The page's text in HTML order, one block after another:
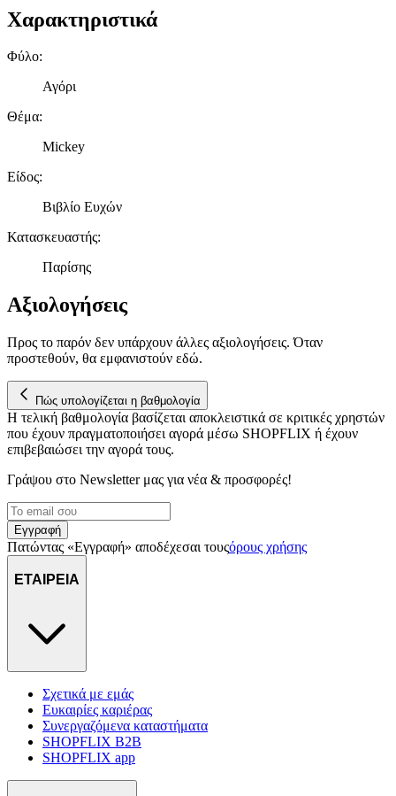
Χαρακτηριστικά
Φύλο:
Αγόρι
Θέμα:
Mickey
Είδος:
Βιβλίο Ευχών
Κατασκευαστής:
Παρίσης
Αξιολογήσεις
Προς το παρόν δεν υπάρχουν άλλες αξιολογήσεις. Όταν
προστεθούν, θα εμφανιστούν εδώ.
Πώς υπολογίζεται η βαθμολογία
Η τελική βαθμολογία βασίζεται αποκλειστικά σε κριτικές χρηστών
που έχουν πραγματοποιήσει αγορά μέσω SHOPFLIX ή έχουν
επιβεβαιώσει την αγορά τους.
Γράψου στο Νewsletter μας για νέα & προσφορές!
Εγγραφή
Πατώντας «Εγγραφή» αποδέχεσαι τουςόρους χρήσης
ΕΤΑΙΡΕΙΑ
Σχετικά με εμάς
Ευκαιρίες καριέρας
Συνεργαζόμενα καταστήματα
SHOPFLIX B2B
SHOPFLIX app